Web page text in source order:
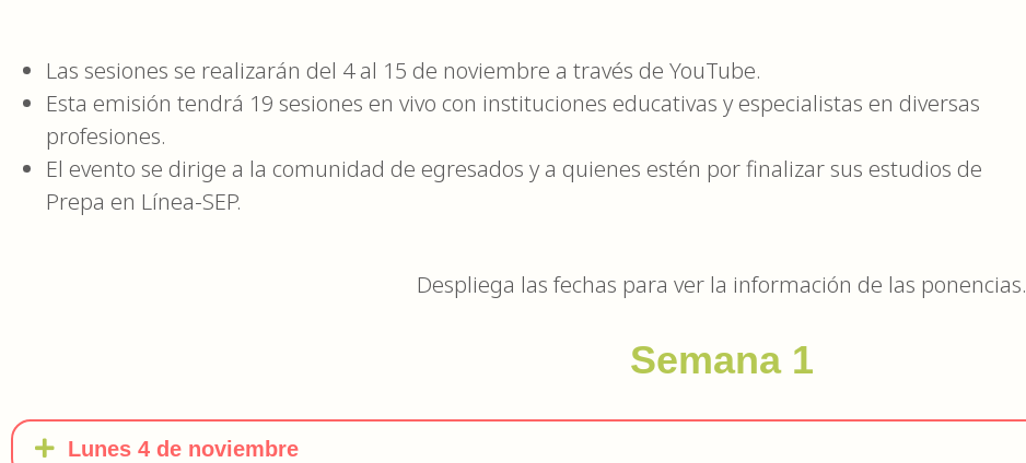
Las sesiones se realizarán del 4 al 15 de noviembre a través de YouTube.
Esta emisión tendrá 19 sesiones en vivo con instituciones educativas y especialistas en diversas
profesiones.
El evento se dirige a la comunidad de egresados y a quienes estén por finalizar sus estudios de
Prepa en Línea-SEP.
Despliega las fechas para ver la información de las ponencias.
Semana 1
Lunes 4 de noviembre